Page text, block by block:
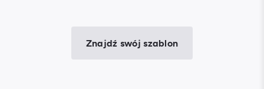
Znajdź swój szablon